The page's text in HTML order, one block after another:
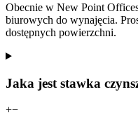
Obecnie w New Point
biurowych do wynajęcia.
dostępnych powierzchni.
Jaka jest stawka
+−